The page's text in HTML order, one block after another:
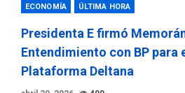
ECONOMÍA ÚLTIMA HORA
Presidenta E firmó
Entendimiento con BP para
Plataforma Deltana